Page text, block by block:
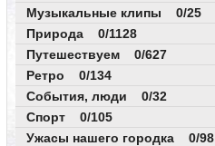
Музыкальные клипы 0/25
Природа 0/1128
Путешествуем 0/627
Ретро 0/134
События, люди 0/32
Спорт 0/105
Ужасы нашего городка 0/98